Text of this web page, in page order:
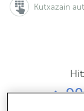
Kutxazain